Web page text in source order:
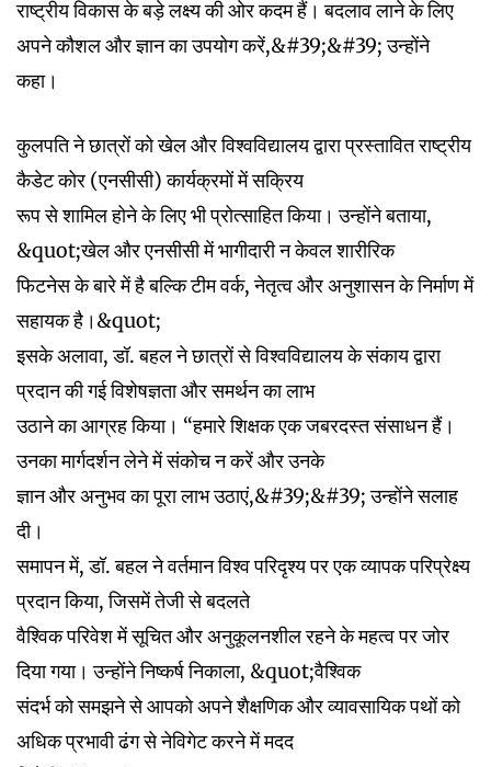
राष्ट्रीय विकास के बड़े लक्ष्य की ओर कदम हैं। बदलाव लाने के लिए
अपने कौशल और ज्ञान का उपयोग करें,&#39;&#39; उन्होंने
कहा।
कुलपति ने छात्रों को खेल और विश्वविद्यालय द्वारा प्रस्तावित राष्ट्रीय
कैडेट कोर (एनसीसी) कार्यक्रमों में सक्रिय
रूप से शामिल होने के लिए भी प्रोत्साहित किया। उन्होंने बताया,
&quot;खेल और एनसीसी में भागीदारी न केवल शारीरिक
फिटनेस के बारे में है बल्कि टीम वर्क, नेतृत्व और अनुशासन के निर्माण में
सहायक है।&quot;
इसके अलावा, डॉ. बहल ने छात्रों से विश्वविद्यालय के संकाय द्वारा
प्रदान की गई विशेषज्ञता और समर्थन का लाभ
उठाने का आग्रह किया। “हमारे शिक्षक एक जबरदस्त संसाधन हैं।
उनका मार्गदर्शन लेने में संकोच न करें और उनके
ज्ञान और अनुभव का पूरा लाभ उठाएं,&#39;&#39; उन्होंने सलाह
दी।
समापन में, डॉ. बहल ने वर्तमान विश्व परिदृश्य पर एक व्यापक परिप्रेक्ष्य
प्रदान किया, जिसमें तेजी से बदलते
वैश्विक परिवेश में सूचित और अनुकूलनशील रहने के महत्व पर जोर
दिया गया। उन्होंने निष्कर्ष निकाला, &quot;वैश्विक
संदर्भ को समझने से आपको अपने शैक्षणिक और व्यावसायिक पथों को
अधिक प्रभावी ढंग से नेविगेट करने में मदद